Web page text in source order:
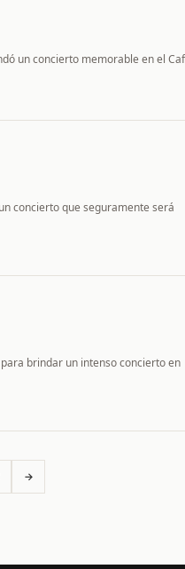
un concierto memorable en el
concierto que seguramente será
brindar un intenso concierto en
→